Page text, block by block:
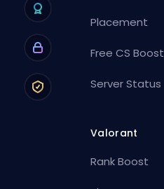
Placement
Free CS Boost
Server Status
Valorant
Rank Boost